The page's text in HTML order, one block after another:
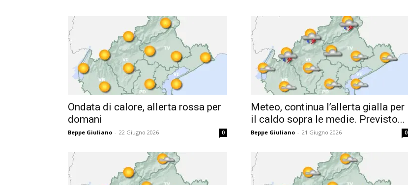
Ondata di calore, allerta rossa per
domani
Beppe Giuliano - 22 Giugno 2026 0
Meteo, continua l’allerta gialla per
il caldo sopra le medie. Previsto...
Beppe Giuliano - 21 Giugno 2026 0